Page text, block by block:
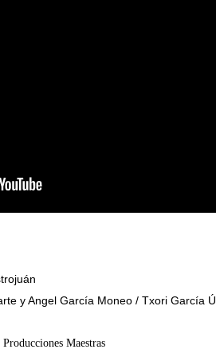
y Angel García Moneo / Txori García
Maestras